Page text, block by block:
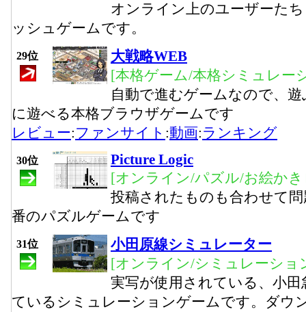
オンライン上のユーザーた
ッシュゲームです。
29位
大戦略WEB
[本格ゲーム/本格シミュレー
自動で進むゲームなので、
に遊べる本格ブラウザゲームです
レビュー:ファンサイト :動画:ランキング
30位
Picture Logic
[オンライン/パズル/お絵か
投稿されたものも合わせて
番のパズルゲームです
31位
小田原線シミュレーター
[オンライン/シミュレーショ
実写が使用されている、小
ているシミュレーションゲームです。ダウ